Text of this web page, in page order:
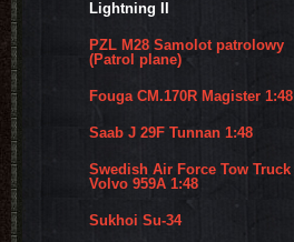
Lightning II
PZL M28 Samolot patrolowy
(Patrol plane)
Fouga CM.170R Magister 1:48
Saab J 29F Tunnan 1:48
Swedish Air Force Tow Truck
Volvo 959A 1:48
Sukhoi Su-34